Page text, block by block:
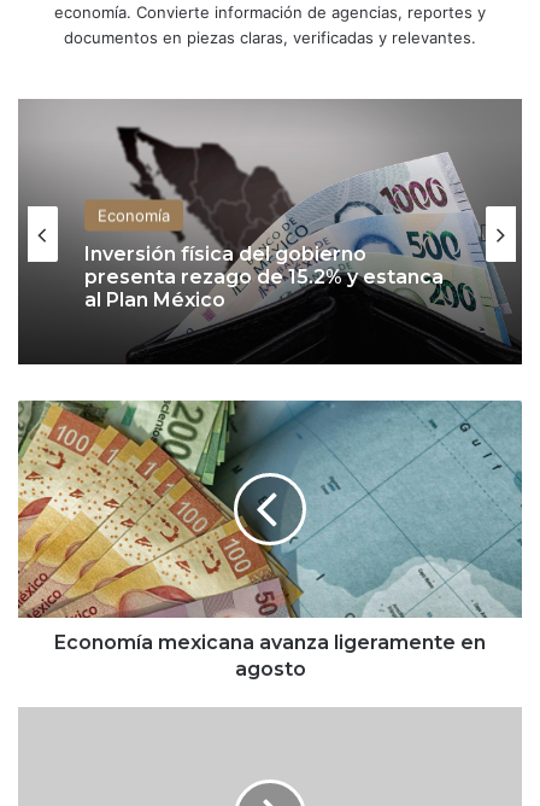
economía. Convierte información de agencias, reportes y
documentos en piezas claras, verificadas y relevantes.
Economía
Inversión física del gobierno
presenta rezago de 15.2% y estanca
al Plan México
E
c
o
n
o
m
í
a
m
Economía mexicana avanza ligeramente en
agosto